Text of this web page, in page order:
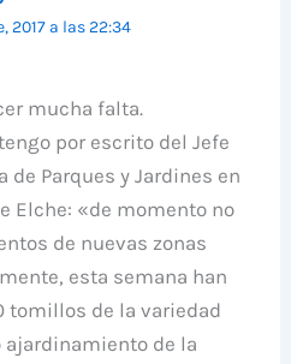
2017 a las 22:34
mucha falta.
por escrito del Jefe
de Parques y Jardines en
Elche: «de momento no
de nuevas zonas
esta semana han
tomillos de la variedad
ajardinamiento de la